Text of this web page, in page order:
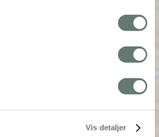
Vis detaljer